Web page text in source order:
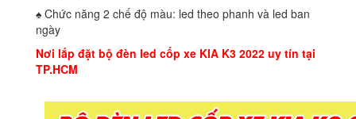
♠ Chức năng 2 chế độ màu: led theo phanh và led ban
ngày
Nơi lắp đặt bộ đèn led cốp xe KIA K3 2022 uy tín tại
TP.HCM